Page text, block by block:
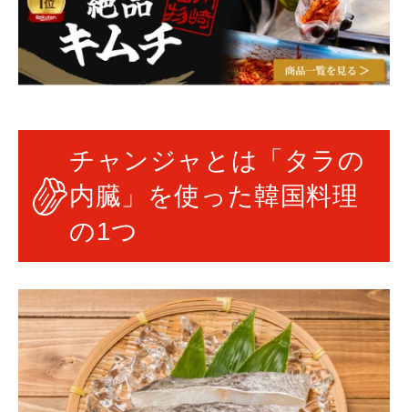
チャンジャとは「タラの
内臓」を使った韓国料理
の1つ